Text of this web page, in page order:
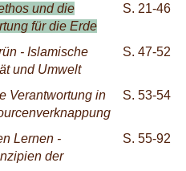
und die
für die Erde
S. 21-46
- Islamische
und Umwelt
S. 47-52
Verantwortung in
S. 53-54
Lernen -
der
S. 55-92